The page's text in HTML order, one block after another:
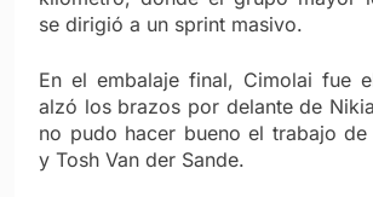
se dirigió a un sprint masivo.
En el embalaje final, Cimolai fue
alzó los brazos por delante de
no pudo hacer bueno el trabajo de
y Tosh Van der Sande.